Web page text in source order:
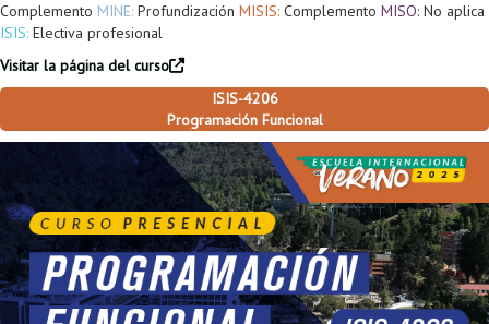
Complemento MINE: Profundización MISIS: Complemento MISO: No aplica
ISIS: Electiva profesional
Visitar la página del curso
ISIS-4206
Programación Funcional